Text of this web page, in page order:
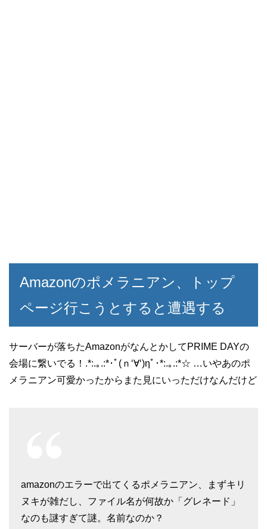
Amazonのポメラニアン、トップ
ページ行こうとすると遭遇する
サーバーが落ちたAmazonがなんとかしてPRIME DAYの
会場に繋いでる！.*:.｡.:*･ﾟ(ｎ‘∀‘)ηﾟ･*:.｡.:*☆ …いやあのポ
メラニアン可愛かったからまた見にいっただけなんだけど
amazonのエラーで出てくるポメラニアン、まずキリ
ヌキが雑だし、ファイル名が何故か「グレネード」
なのも謎すぎて謎。名前なのか？